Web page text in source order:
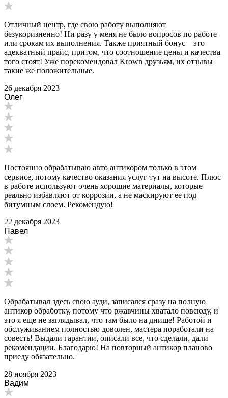
Отличный центр, где свою работу выполняют
безукоризненно! Ни разу у меня не было вопросов по работе
или срокам их выполнения. Также приятный бонус – это
адекватный прайс, притом, что соотношение цены и качества
того стоят! Уже порекомендовал Krown друзьям, их отзывы
такие же положительные.
26 декабря 2023
Олег
Постоянно обрабатываю авто антикором только в этом
сервисе, потому качество оказания услуг тут на высоте. Плюс
в работе используют очень хорошие материалы, которые
реально избавляют от коррозии, а не маскируют ее под
битумным слоем. Рекомендую!
22 декабря 2023
Павел
Обрабатывал здесь свою ауди, записался сразу на полную
антикор обработку, потому что ржавчины хватало повсюду, и
это я еще не заглядывал, что там было на днище! Работой и
обслуживанием полностью доволен, мастера поработали на
совесть! Выдали гарантии, описали все, что сделали, дали
рекомендации. Благодарю! На повторный антикор планово
приеду обязательно.
28 ноября 2023
Вадим